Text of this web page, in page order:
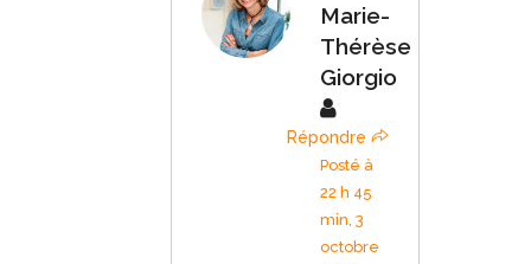
Marie-
Thérèse
Giorgio
Répondre
Posté à
22 h 45
min, 3
octobre